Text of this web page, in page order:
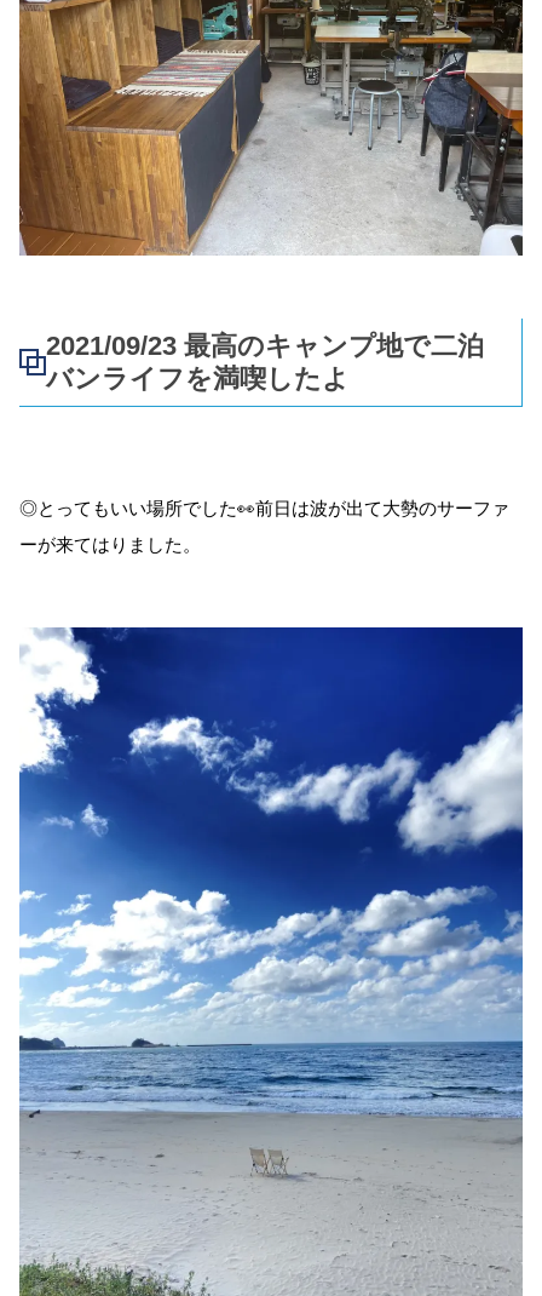
2021/09/23 最高のキャンプ地で二泊
バンライフを満喫したよ
◎とってもいい場所でした👀前日は波が出て大勢のサーファ
ーが来てはりました。